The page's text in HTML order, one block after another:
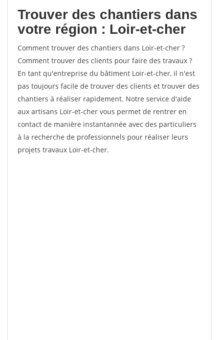
Trouver des chantiers dans
votre région : Loir-et-cher
Comment trouver des chantiers dans Loir-et-cher ?
Comment trouver des clients pour faire des travaux ?
En tant qu'entreprise du bâtiment Loir-et-cher, il n'est
pas toujours facile de trouver des clients et trouver des
chantiers à réaliser rapidement. Notre service d'aide
aux artisans Loir-et-cher vous permet de rentrer en
contact de manière instantannée avec des particuliers
à la recherche de professionnels pour réaliser leurs
projets travaux Loir-et-cher.